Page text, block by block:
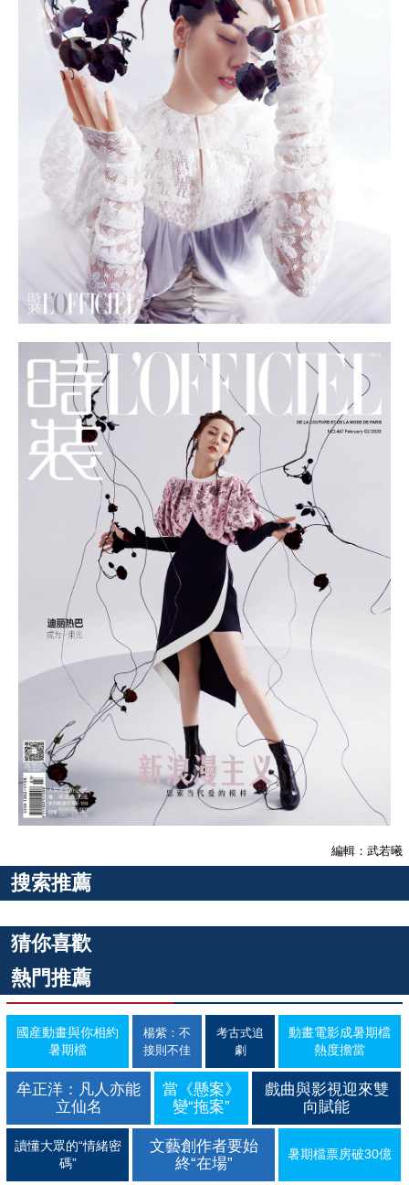
編輯：武若曦
搜索推薦
猜你喜歡
熱門推薦
國産動畫與你相約
暑期檔
楊紫：不
接則不佳
考古式追
劇
動畫電影成暑期檔
熱度擔當
牟正洋：凡人亦能
立仙名
當《懸案》
變“拖案”
戲曲與影視迎來雙
向賦能
讀懂大眾的“情緒密
碼”
文藝創作者要始
終“在場”
暑期檔票房破30億